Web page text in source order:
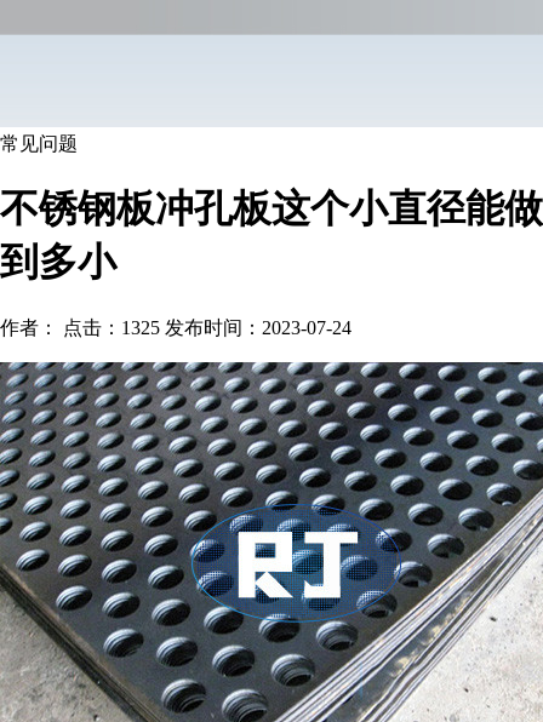
常见问题
不锈钢板冲孔板这个小直径能做
到多小
作者： 点击：1325 发布时间：2023-07-24